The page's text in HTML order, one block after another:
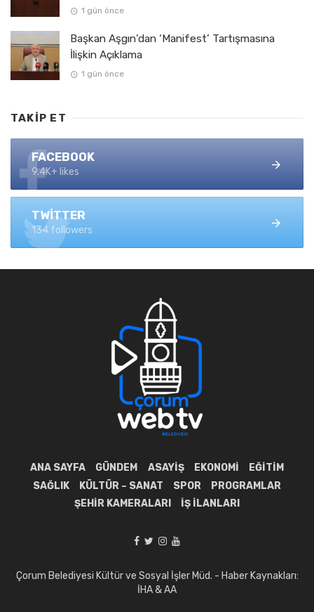
1 gün önce
Başkan Aşgın’dan ‘Manifest’ Tartışmasına
İlişkin Açıklama
1 gün önce
TAKIP ET
FACEBOOK
9.4K+ likes
TWITTER
134 followers
ANA SAYFA GÜNDEM ASAYIŞ EKONOMI
EĞITIM
SAĞLIK
KÜLTÜR – SANAT SPOR
PROGRAMLAR
ŞEHIR KAMERALARI
İŞ İLANLARI
Çorum Belediyesi Kültür ve Sosyal İşler Müd. - Haber Kaynakları:
İHA & AA